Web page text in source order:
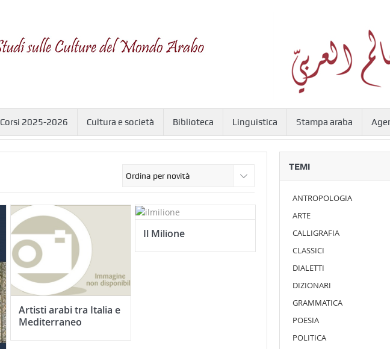
Corsi 2025-2026 Cultura e società Biblioteca Linguistica Stampa araba
Artisti arabi tra Italia e
Mediterraneo
Il Milione
TEMI
ANTROPOLOGIA
ARTE
CALLIGRAFIA
CLASSICI
DIALETTI
DIZIONARI
GRAMMATICA
POESIA
POLITICA